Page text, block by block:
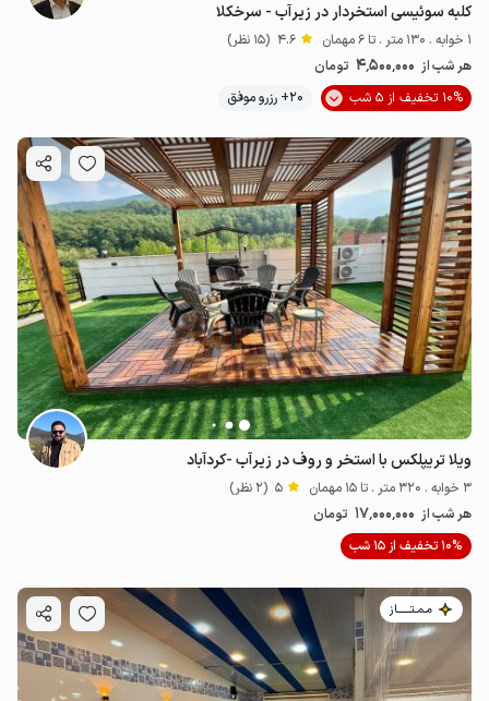
کلبه سوئیسی استخردار در زیرآب - سرخکلا
1 خوابه . 130 متر . تا 6 مهمان 4.6 (15 نظر)
هر شب از 4٬500٬000 تومان
10% تخفیف از 5 شب
20+ رزرو موفق
ویلا تریپلکس با استخر و روف در زیرآب -کردآباد
3 خوابه . 320 متر . تا 15 مهمان 5 (2 نظر)
هر شب از 17٬000٬000 تومان
10% تخفیف از 15 شب
مـمـتــــــاز